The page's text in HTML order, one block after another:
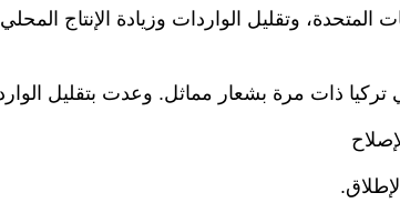
المتحدة، وتقليل الواردات وزيادة الإنتاج
ذات مرة بشعار مماثل. وعدت بتقليل